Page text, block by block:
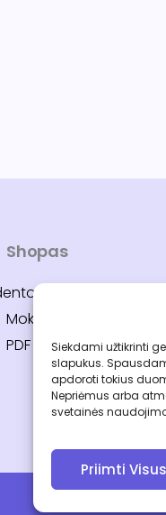
Siekdami užtikrinti
slapukus.
apdoroti tokius
Nepriėmus arba
svetainės
Priimti Visus
Shopas
planuotė
Mokymai
PDF gidai